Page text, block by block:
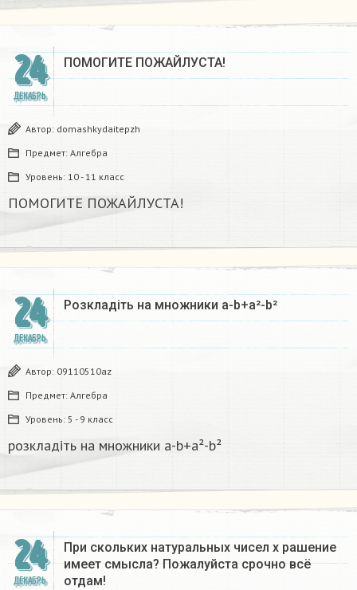
24
ДЕКАБРЬ
ПОМОГИТЕ ПОЖАЙЛУСТА!
Автор: domashkydaitepzh
Предмет: Алгебра
Уровень: 10 - 11 класс
ПОМОГИТЕ ПОЖАЙЛУСТА!
24
ДЕКАБРЬ
Розкладіть на множники а-b+a²-b²​
Автор: 09110510az
Предмет: Алгебра
Уровень: 5 - 9 класс
розкладіть на множники а-b+a²-b²​
24
ДЕКАБРЬ
При скольких натуральных чисел х рашение
имеет смысла? Пожалуйста срочно всё
отдам!